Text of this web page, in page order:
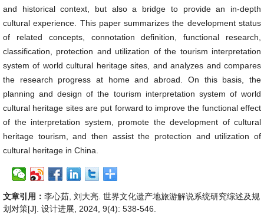
and historical context, but also a bridge to provide an in-depth
cultural experience. This paper summarizes the development status
of related concepts, connotation definition, functional research,
classification, protection and utilization of the tourism interpretation
system of world cultural heritage sites, and analyzes and compares
the research progress at home and abroad. On this basis, the
planning and design of the tourism interpretation system of world
cultural heritage sites are put forward to improve the functional effect
of the interpretation system, promote the development of cultural
heritage tourism, and then assist the protection and utilization of
cultural heritage in China.
文章引用： 李心茹, 刘大亮. 世界文化遗产地旅游解说系统研究综述及规
划对策[J]. 设计进展, 2024, 9(4): 538-546.